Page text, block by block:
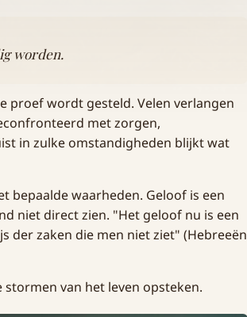
worden.
proef wordt gesteld. Velen verlangen
met zorgen,
in zulke omstandigheden blijkt wat
bepaalde waarheden. Geloof is een
niet direct zien. "Het geloof nu is een
der zaken die men niet ziet" (Hebreeën
van het leven opsteken.